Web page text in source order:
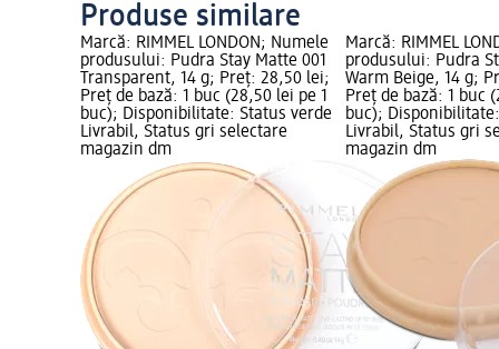
Produse similare
Marcă: RIMMEL LONDON; Numele
produsului: Pudra Stay Matte 001
Transparent, 14 g; Preț: 28,50 lei;
Preț de bază: 1 buc (28,50 lei pe 1
buc); Disponibilitate: Status verde
Livrabil, Status gri selectare
magazin dm
Marcă: RIMMEL
produsului: Pudra
Warm Beige, 14 g;
Preț de bază: 1 buc
buc);
Livrabil, Status gri
magazin dm